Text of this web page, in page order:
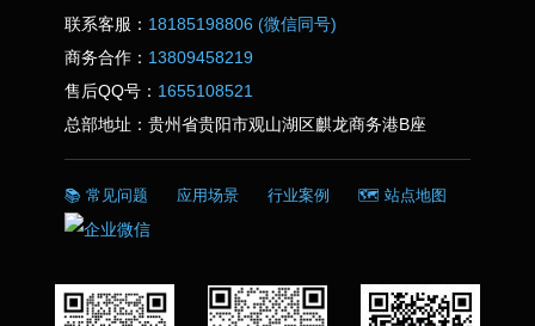
联系客服： 18185198806 (微信同号)
商务合作： 13809458219
售后QQ号： 1655108521
总部地址：贵州省贵阳市观山湖区麒龙商务港B座
📚 常见问题 应用场景 行业案例 🗺️ 站点地图